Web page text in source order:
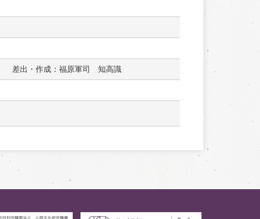
　　差出・作成：福原軍司　知高識